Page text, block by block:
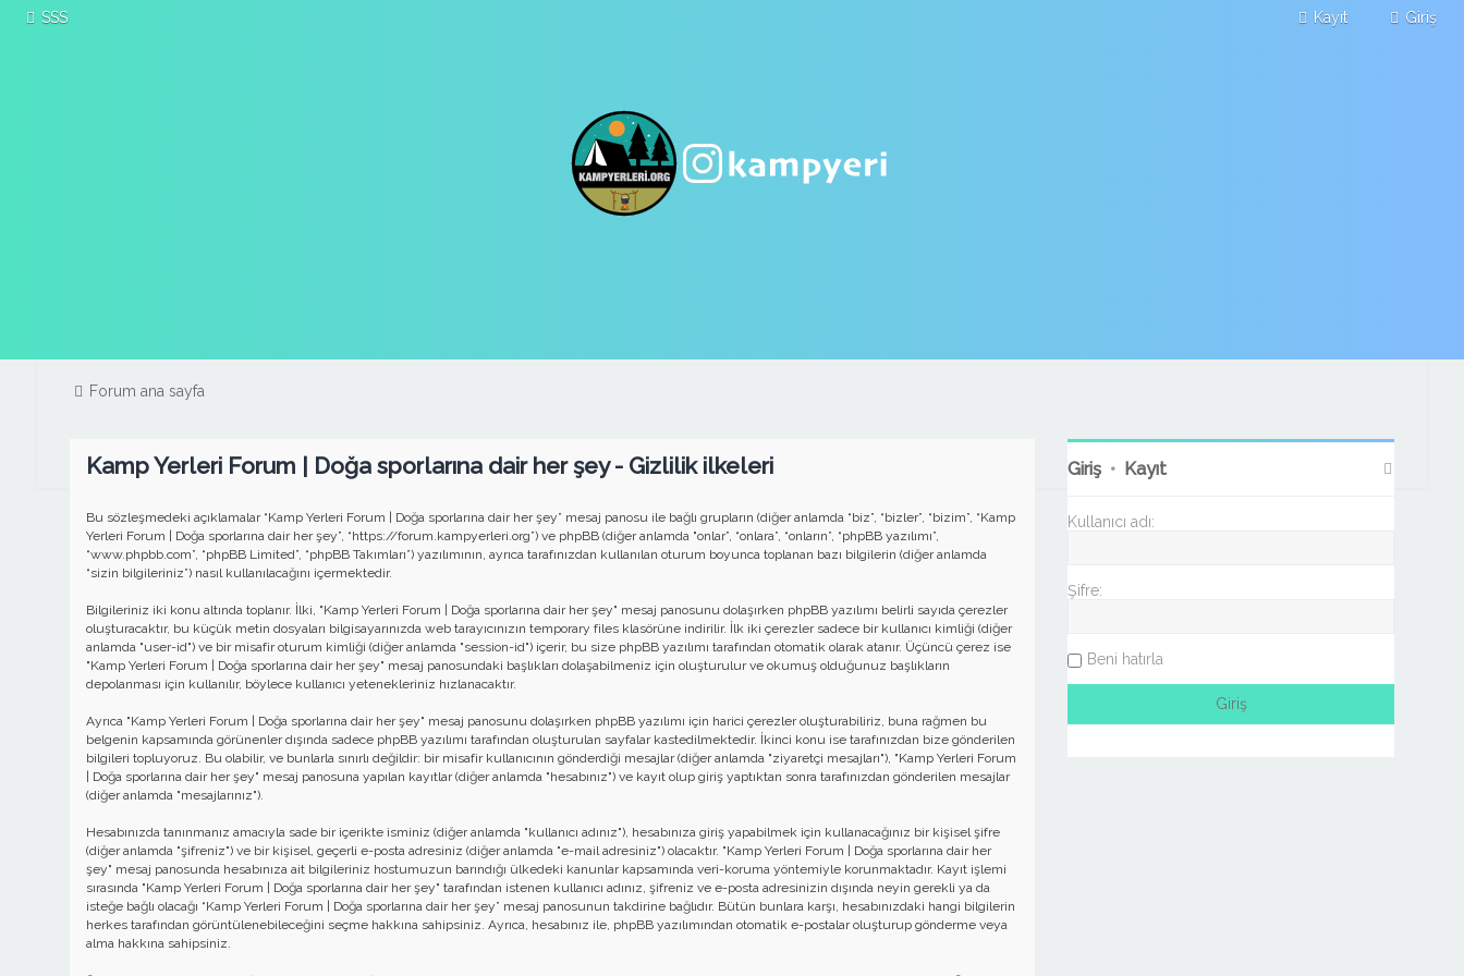
SSS Giriş
Kayıt
Forum ana sayfa
Kamp Yerleri Forum | Doğa sporlarına dair her şey - Gizlilik ilkeleri
Bu sözleşmedeki açıklamalar “Kamp Yerleri Forum | Doğa sporlarına dair her şey” mesaj panosu ile bağlı grupların (diğer anlamda “biz”, “bizler”, “bizim”, “Kamp
Yerleri Forum | Doğa sporlarına dair her şey”, “https://forum.kampyerleri.org”) ve phpBB (diğer anlamda "onlar”, “onlara”, “onların”, “phpBB yazılımı”,
“www.phpbb.com”, “phpBB Limited”, “phpBB Takımları”) yazılımının, ayrıca tarafınızdan kullanılan oturum boyunca toplanan bazı bilgilerin (diğer anlamda
“sizin bilgileriniz”) nasıl kullanılacağını içermektedir.
Bilgileriniz iki konu altında toplanır. İlki, "Kamp Yerleri Forum | Doğa sporlarına dair her şey" mesaj panosunu dolaşırken phpBB yazılımı belirli sayıda çerezler
oluşturacaktır, bu küçük metin dosyaları bilgisayarınızda web tarayıcınızın temporary files klasörüne indirilir. İlk iki çerezler sadece bir kullanıcı kimliği (diğer
anlamda "user-id") ve bir misafir oturum kimliği (diğer anlamda "session-id") içerir, bu size phpBB yazılımı tarafından otomatik olarak atanır. Üçüncü çerez ise
"Kamp Yerleri Forum | Doğa sporlarına dair her şey" mesaj panosundaki başlıkları dolaşabilmeniz için oluşturulur ve okumuş olduğunuz başlıkların
depolanması için kullanılır, böylece kullanıcı yetenekleriniz hızlanacaktır.
Ayrıca "Kamp Yerleri Forum | Doğa sporlarına dair her şey" mesaj panosunu dolaşırken phpBB yazılımı için harici çerezler oluşturabiliriz, buna rağmen bu
belgenin kapsamında görünenler dışında sadece phpBB yazılımı tarafından oluşturulan sayfalar kastedilmektedir. İkinci konu ise tarafınızdan bize gönderilen
bilgileri topluyoruz. Bu olabilir, ve bunlarla sınırlı değildir: bir misafir kullanıcının gönderdiği mesajlar (diğer anlamda "ziyaretçi mesajları"), "Kamp Yerleri Forum
| Doğa sporlarına dair her şey" mesaj panosuna yapılan kayıtlar (diğer anlamda "hesabınız") ve kayıt olup giriş yaptıktan sonra tarafınızdan gönderilen mesajlar
(diğer anlamda "mesajlarınız").
Hesabınızda tanınmanız amacıyla sade bir içerikte isminiz (diğer anlamda "kullanıcı adınız"), hesabınıza giriş yapabilmek için kullanacağınız bir kişisel şifre
(diğer anlamda "şifreniz") ve bir kişisel, geçerli e-posta adresiniz (diğer anlamda "e-mail adresiniz") olacaktır. "Kamp Yerleri Forum | Doğa sporlarına dair her
şey" mesaj panosunda hesabınıza ait bilgileriniz hostumuzun barındığı ülkedeki kanunlar kapsamında veri-koruma yöntemiyle korunmaktadır. Kayıt işlemi
sırasında "Kamp Yerleri Forum | Doğa sporlarına dair her şey" tarafından istenen kullanıcı adınız, şifreniz ve e-posta adresinizin dışında neyin gerekli ya da
isteğe bağlı olacağı “Kamp Yerleri Forum | Doğa sporlarına dair her şey” mesaj panosunun takdirine bağlıdır. Bütün bunlara karşı, hesabınızdaki hangi bilgilerin
herkes tarafından görüntülenebileceğini seçme hakkına sahipsiniz. Ayrıca, hesabınız ile, phpBB yazılımından otomatik e-postalar oluşturup gönderme veya
alma hakkına sahipsiniz.
Giriş • Kayıt
Kullanıcı adı:
Şifre:
Beni hatırla